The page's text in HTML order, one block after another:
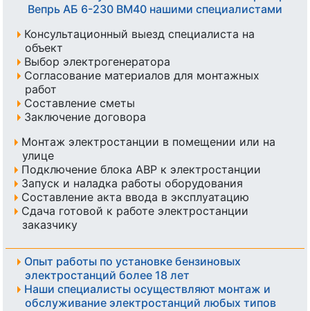
Вепрь АБ 6-230 ВМ40 нашими специалистами
Консультационный выезд специалиста на
объект
Выбор электрогенератора
Согласование материалов для монтажных
работ
Составление сметы
Заключение договора
Монтаж электростанции в помещении или на
улице
Подключение блока АВР к электростанции
Запуск и наладка работы оборудования
Составление акта ввода в эксплуатацию
Сдача готовой к работе электростанции
заказчику
Опыт работы по установке бензиновых
электростанций более 18 лет
Наши специалисты осуществляют монтаж и
обслуживание электростанций любых типов